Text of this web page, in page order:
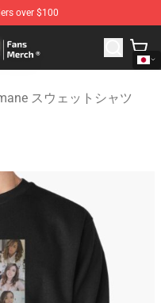
over $100
Merchandise Shop
スウェットシャツ